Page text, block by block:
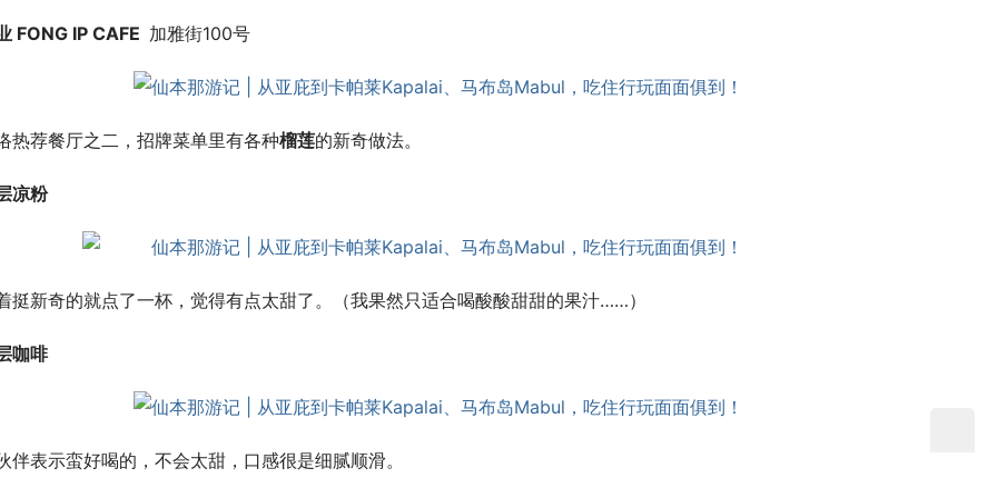
FONG IP CAFE 加雅街100号
热荐餐厅之二，招牌菜单里有各种榴莲的新奇做法。
凉粉
挺新奇的就点了一杯，觉得有点太甜了。（我果然只适合喝酸酸甜甜的果汁……）
咖啡
伴表示蛮好喝的，不会太甜，口感很是细腻顺滑。